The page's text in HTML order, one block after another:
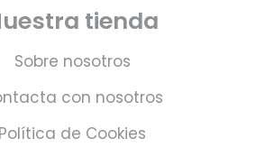
tienda
Sobre nosotros
con nosotros
Política de Cookies